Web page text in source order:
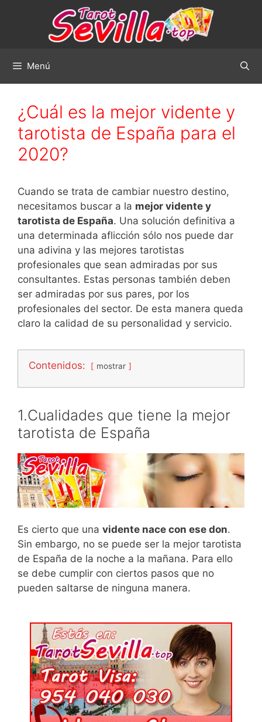
Menú
¿Cuál es la mejor vidente y
tarotista de España para el
2020?
Cuando se trata de cambiar nuestro destino,
necesitamos buscar a la mejor vidente y
tarotista de España. Una solución definitiva a
una determinada aflicción sólo nos puede dar
una adivina y las mejores tarotistas
profesionales que sean admiradas por sus
consultantes. Estas personas también deben
ser admiradas por sus pares, por los
profesionales del sector. De esta manera queda
claro la calidad de su personalidad y servicio.
Contenidos: mostrar
1.Cualidades que tiene la mejor
tarotista de España
Es cierto que una vidente nace con ese don.
Sin embargo, no se puede ser la mejor tarotista
de España de la noche a la mañana. Para ello
se debe cumplir con ciertos pasos que no
pueden saltarse de ninguna manera.